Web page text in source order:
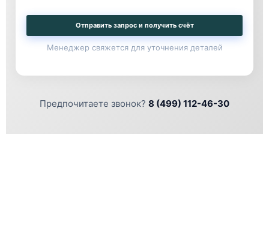
Отправить запрос и получить счёт
Менеджер свяжется для уточнения деталей
Предпочитаете звонок? 8 (499) 112-46-30